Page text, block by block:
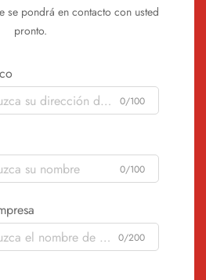
se pondrá en contacto con usted
pronto.
0/100
0/100
0/200